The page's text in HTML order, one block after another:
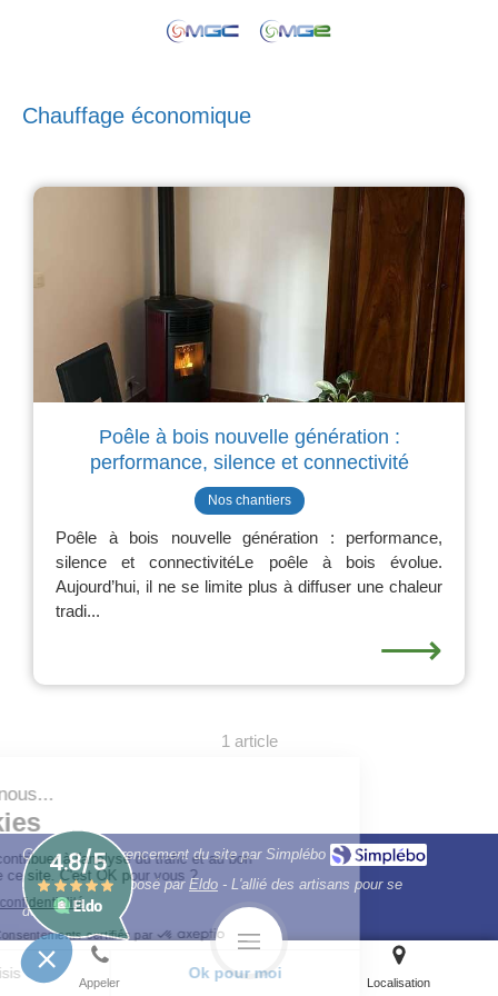
Appeler Localisation
Chauffage économique
Poêle à bois nouvelle génération :
performance, silence et connectivité
Nos chantiers
Poêle à bois nouvelle génération : performance,
silence et connectivitéLe poêle à bois évolue.
Aujourd’hui, il ne se limite plus à diffuser une chaleur
tradi...
⟶
1 article
Création et référencement du site par Simplébo
Ce site a été proposé par Eldo - L'allié des artisans pour se
développer